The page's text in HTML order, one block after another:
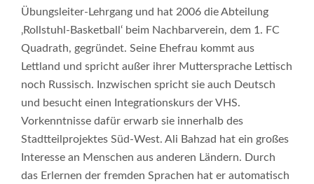
Übungsleiter-Lehrgang und hat 2006 die Abteilung
‚Rollstuhl-Basketball‘ beim Nachbarverein, dem 1. FC
Quadrath, gegründet. Seine Ehefrau kommt aus
Lettland und spricht außer ihrer Muttersprache Lettisch
noch Russisch. Inzwischen spricht sie auch Deutsch
und besucht einen Integrationskurs der VHS.
Vorkenntnisse dafür erwarb sie innerhalb des
Stadtteilprojektes Süd-West. Ali Bahzad hat ein großes
Interesse an Menschen aus anderen Ländern. Durch
das Erlernen der fremden Sprachen hat er automatisch